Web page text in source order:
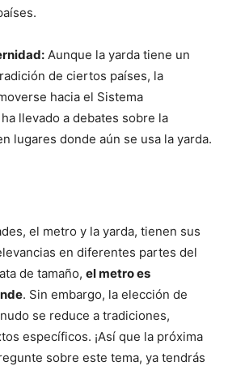
Aunque la yarda tiene un
de ciertos países, la
hacia el Sistema
llevado a debates sobre la
lugares donde aún se usa la yarda.
el metro y la yarda, tienen sus
en diferentes partes del
de tamaño, el metro es
. Sin embargo, la elección de
se reduce a tradiciones,
específicos. ¡Así que la próxima
sobre este tema, ya tendrás